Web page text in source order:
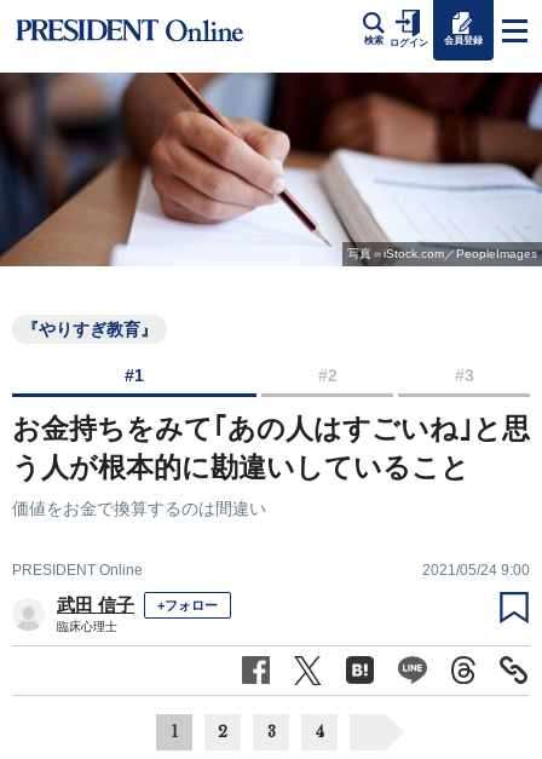
検索 ログイン 会員登録
写真＝iStock.com／PeopleImages
『やりすぎ教育』
#1 #2 #3
お金持ちをみて｢あの人はすごいね｣と思
う人が根本的に勘違いしていること
価値をお金で換算するのは間違い
PRESIDENT Online 2021/05/24 9:00
武田 信子 +フォロー
臨床心理士
1 2 3 4